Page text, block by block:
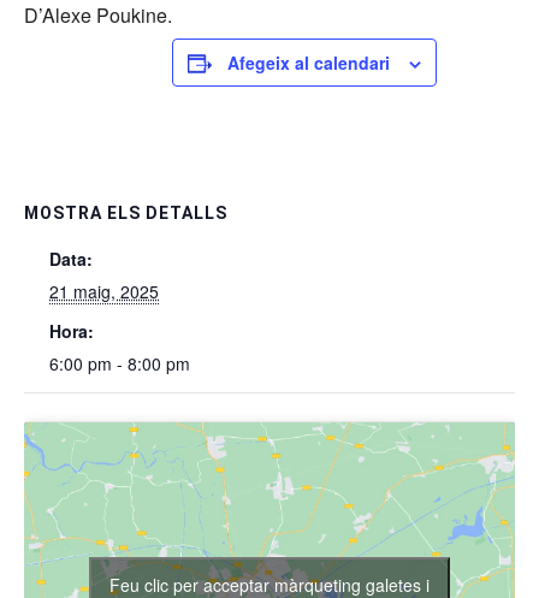
D’Alexe Poukine.
Afegeix al calendari
MOSTRA ELS DETALLS
Data:
21 maig, 2025
Hora:
6:00 pm - 8:00 pm
Feu clic per acceptar màrqueting galetes i